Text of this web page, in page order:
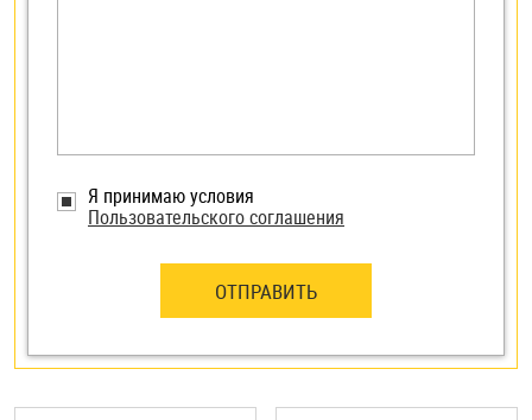
Я принимаю условия
Пользовательского соглашения
ОТПРАВИТЬ